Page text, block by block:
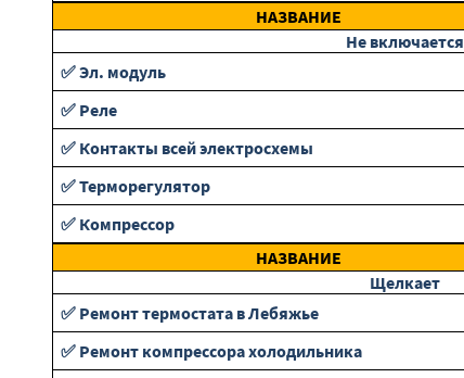
НАЗВАНИЕ
Не включается
✅ Эл. модуль
✅ Реле
✅ Контакты всей электросхемы
✅ Терморегулятор
✅ Компрессор
НАЗВАНИЕ
Щелкает
✅ Ремонт термостата в Лебяжье
✅ Ремонт компрессора холодильника